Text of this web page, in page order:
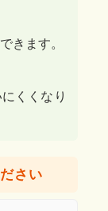
きます。
くくなり
さい